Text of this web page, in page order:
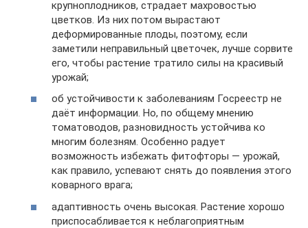
крупноплодников, страдает махровостью
цветков. Из них потом вырастают
деформированные плоды, поэтому, если
заметили неправильный цветочек, лучше сорвите
его, чтобы растение тратило силы на красивый
урожай;
об устойчивости к заболеваниям Госреестр не
даёт информации. Но, по общему мнению
томатоводов, разновидность устойчива ко
многим болезням. Особенно радует
возможность избежать фитофторы — урожай,
как правило, успевают снять до появления этого
коварного врага;
адаптивность очень высокая. Растение хорошо
приспосабливается к неблагоприятным